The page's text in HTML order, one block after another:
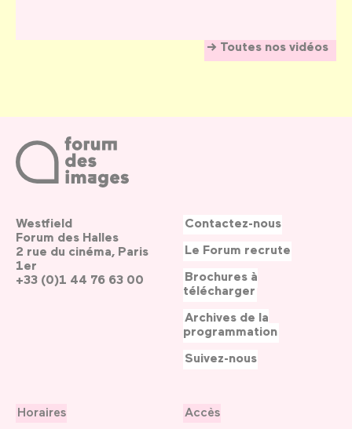
Toutes nos vidéos
Westfield
Forum des Halles
2 rue du cinéma, Paris
1er
+33 (0)1 44 76 63 00
Horaires
Accès
Contactez-nous
Le Forum recrute
Brochures à
télécharger
Archives de la
programmation
Suivez-nous